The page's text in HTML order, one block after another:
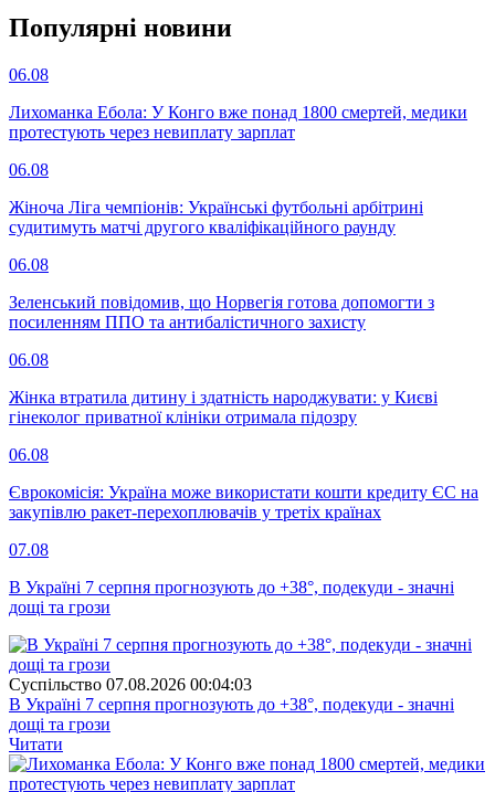
Популярнi новини
06.08
Лихоманка Ебола: У Конго вже понад 1800 смертей, медики
протестують через невиплату зарплат
06.08
Жіноча Ліга чемпіонів: Українські футбольні арбітрині
судитимуть матчі другого кваліфікаційного раунду
06.08
Зеленський повідомив, що Норвегія готова допомогти з
посиленням ППО та антибалістичного захисту
06.08
Жінка втратила дитину і здатність народжувати: у Києві
гінеколог приватної клініки отримала підозру
06.08
Єврокомісія: Україна може використати кошти кредиту ЄС на
закупівлю ракет-перехоплювачів у третіх країнах
07.08
В Україні 7 серпня прогнозують до +38°, подекуди - значні
дощі та грози
Суспiльство 07.08.2026 00:04:03
В Україні 7 серпня прогнозують до +38°, подекуди - значні
дощі та грози
Читати